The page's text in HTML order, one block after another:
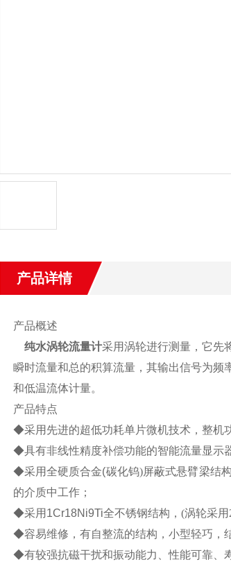
产品详情
产品概述
纯水涡轮流量计采用涡轮进行测量， 它先
瞬时流量和总的积算流量，其输出信号为频
和低温流体计量。
产品特点
◆采用先进的超低功耗单片微机技术，整机
◆具有非线性精度补偿功能的智能流量显示
◆采用全硬质合金(碳化钨)屏蔽式悬臂梁结
的介质中工作；
◆采用 1Cr18Ni9Ti全不锈钢结构， (涡轮采用
◆容易维修，有自整流的结构，小型轻巧，
◆有较强抗磁干扰和振动能力、性能可靠、